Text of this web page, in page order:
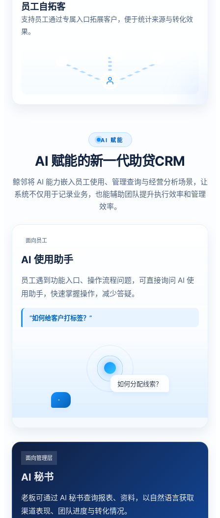
员工自拓客
支持员工通过专属入口拓展客户，便于统计来源与转化效
果。
AI 赋能
AI 赋能的新一代助贷CRM
鲸邻将 AI 能力嵌入员工使用、管理查询与经营分析场景，让
系统不仅用于记录业务，也能辅助团队提升执行效率和管理
效率。
面向员工
AI 使用助手
员工遇到功能入口、操作流程问题，可直接询问 AI 使
用助手，快速掌握操作，减少答疑。
“如何给客户打标签？”
如何分配线索？
面向管理层
AI 秘书
老板可通过 AI 秘书查询报表、资料，以自然语言获取
渠道表现、团队进度与转化情况。